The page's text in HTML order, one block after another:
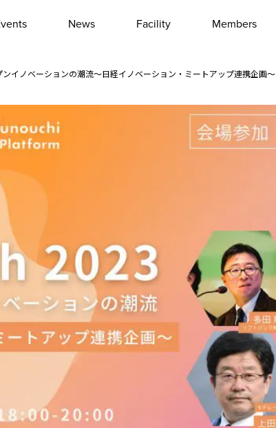
News Facility Members
ンイノベーションの潮流～日経イノベーション・ミートアップ連携企画～